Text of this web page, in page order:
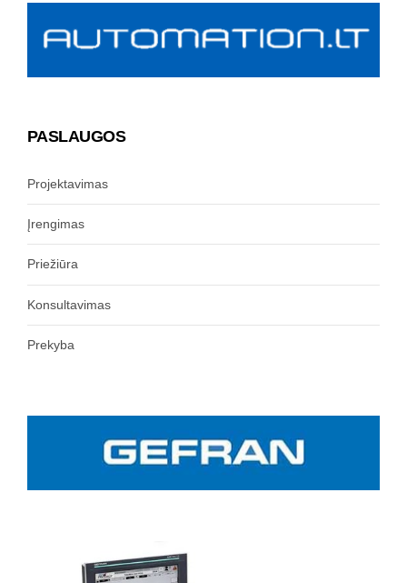
PASLAUGOS
Projektavimas
Įrengimas
Priežiūra
Konsultavimas
Prekyba